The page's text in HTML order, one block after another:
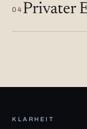
04 Privater
KLARHEIT